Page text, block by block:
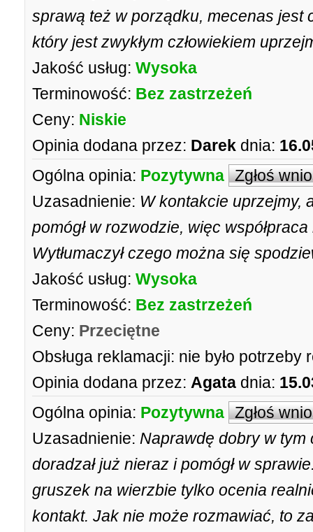
sprawą też w porządku, mecenas jest
który jest zwykłym człowiekiem
Jakość usług: Wysoka
Terminowość: Bez zastrzeżeń
Ceny: Niskie
Opinia dodana przez: Darek dnia:
Ogólna opinia: Pozytywna Zgłoś
Uzasadnienie: W kontakcie uprzejmy,
pomógł w rozwodzie, więc
Wytłumaczył czego można się
Jakość usług: Wysoka
Terminowość: Bez zastrzeżeń
Ceny: Przeciętne
Obsługa reklamacji: nie było potrzeby
Opinia dodana przez: Agata dnia:
Ogólna opinia: Pozytywna Zgłoś
Uzasadnienie: Naprawdę dobry w tym
doradzał już nieraz i pomógł w
gruszek na wierzbie tylko ocenia
kontakt. Jak nie może rozmawiać, to